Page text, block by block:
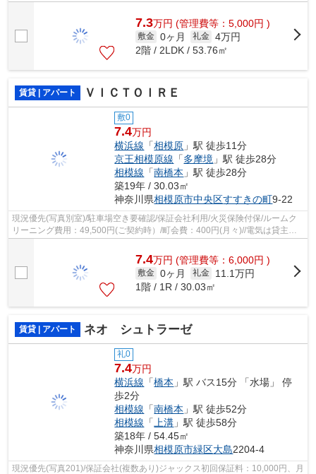
7.3万円 (管理費等：5,000円 )
敷金 0ヶ月 礼金 4万円
2階 / 2LDK / 53.76㎡
賃貸 | アパート ＶＩＣＴＯＩＲＥ
敷0
7.4万円
横浜線 「相模原 」駅 徒歩11分
京王相模原線 「多摩境 」駅 徒歩28分
相模線 「南橋本 」駅 徒歩28分
築19年 / 30.03㎡
神奈川県相模原市中央区すすきの町9-22
現況優先(写真別室)/駐車場空き要確認/保証会社利用/火災保険付保/ルームク
リーニング費用：49,500円(ご契約時）/町会費：400円(月々)//電気は貸主指
7.4万円 (管理費等：6,000円 )
敷金 0ヶ月 礼金
11.1万円
1階 / 1R / 30.03㎡
賃貸 | アパート ネオ シュトラーゼ
礼0
7.4万円
横浜線 「橋本 」駅 バス15分 「水場」 停
歩2分
相模線 「南橋本 」駅 徒歩52分
相模線 「 上溝 」駅 徒歩58分
築18年 / 54.45㎡
神奈川県相模原市緑区大島2204-4
現況優先(写真201)/保証会社(複数あり)ジャックス初回保証料：10,000円、月